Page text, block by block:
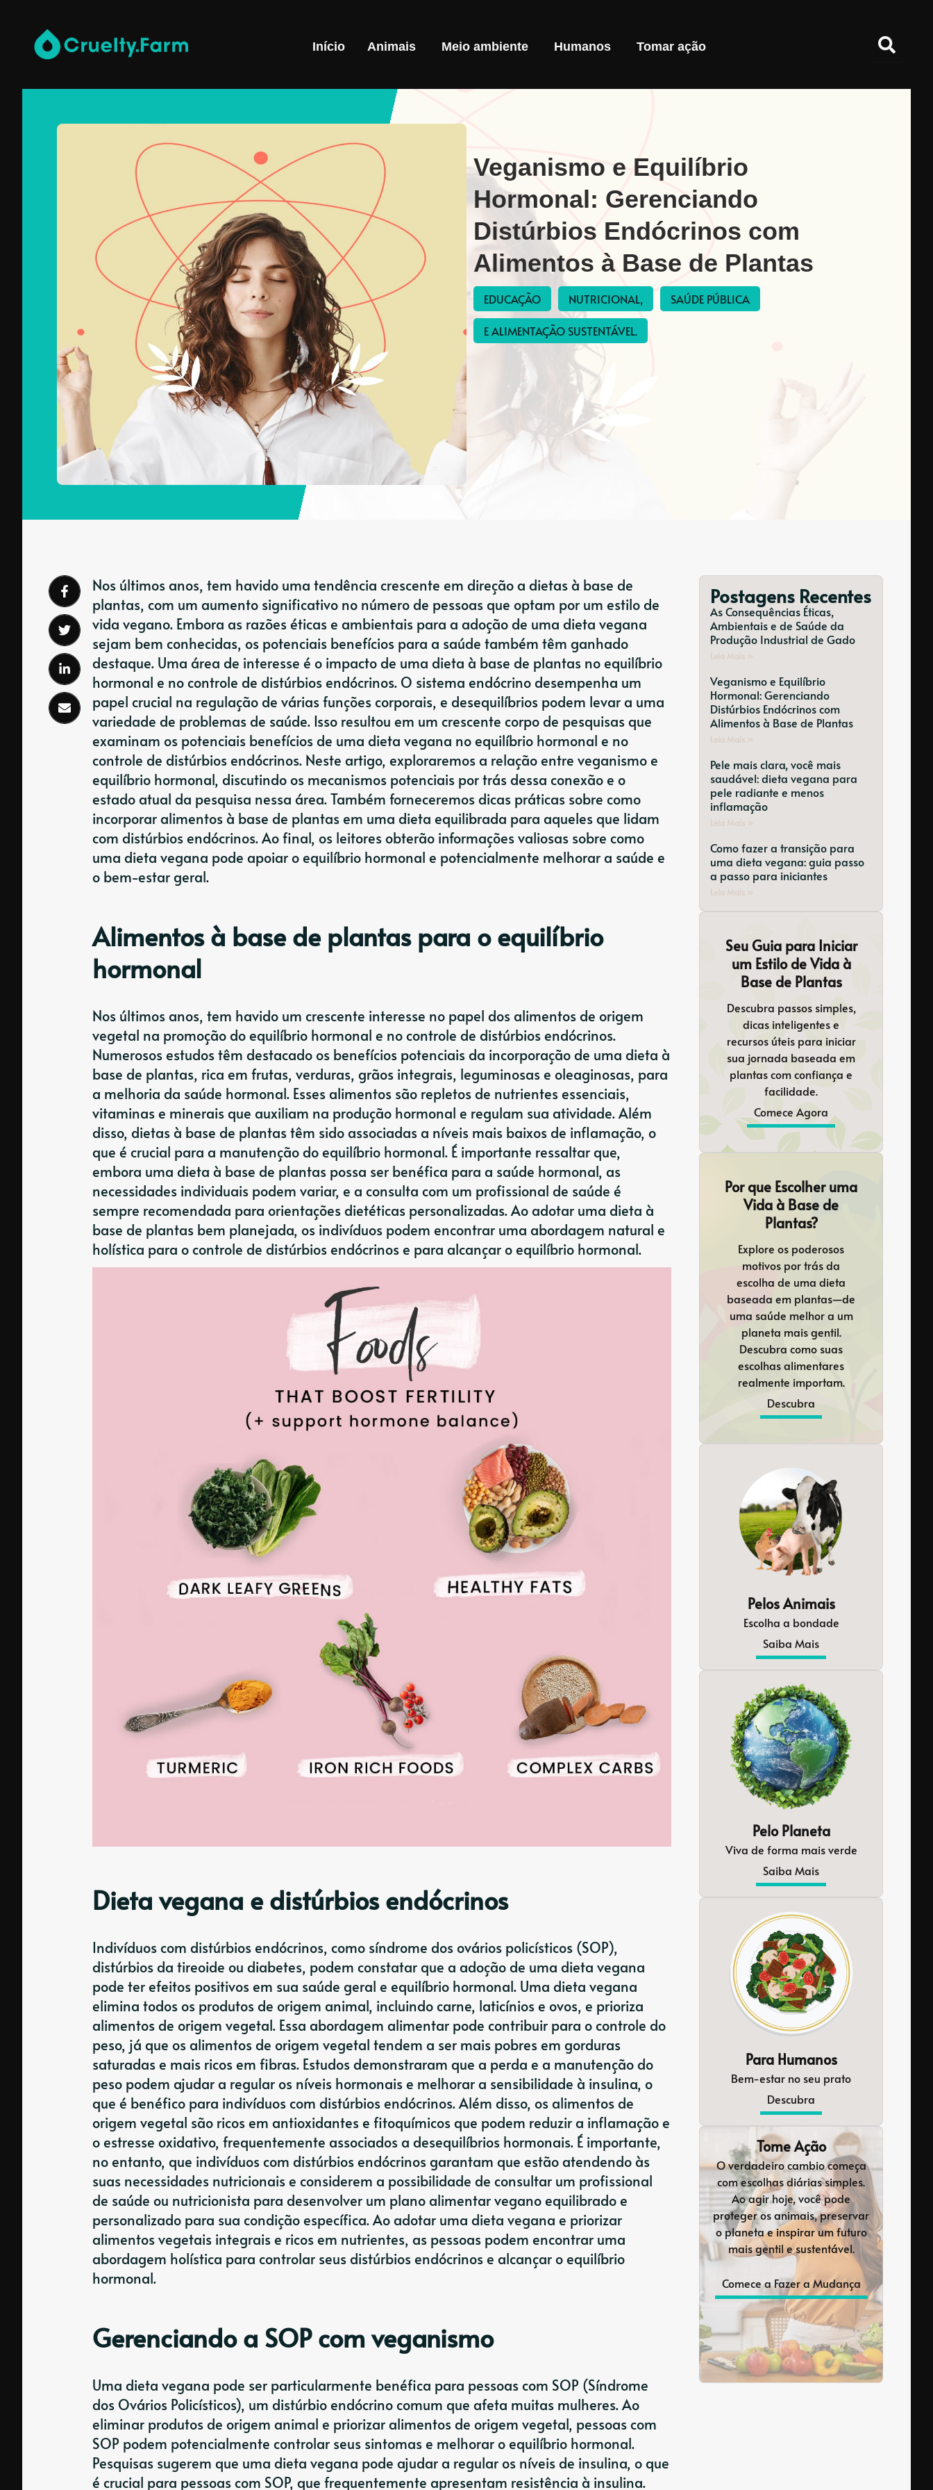
Início Animais Meio ambiente Humanos Tomar ação
Veganismo e Equilíbrio
Hormonal: Gerenciando
Distúrbios Endócrinos com
Alimentos à Base de Plantas
EDUCAÇÃO NUTRICIONAL, SAÚDE PÚBLICA
E ALIMENTAÇÃO SUSTENTÁVEL.
Nos últimos anos, tem havido uma tendência crescente em direção a dietas à base de
plantas, com um aumento significativo no número de pessoas que optam por um estilo de
vida vegano. Embora as razões éticas e ambientais para a adoção de uma dieta vegana
sejam bem conhecidas, os potenciais benefícios para a saúde também têm ganhado
destaque. Uma área de interesse é o impacto de uma dieta à base de plantas no equilíbrio
hormonal e no controle de distúrbios endócrinos. O sistema endócrino desempenha um
papel crucial na regulação de várias funções corporais, e desequilíbrios podem levar a uma
variedade de problemas de saúde. Isso resultou em um crescente corpo de pesquisas que
examinam os potenciais benefícios de uma dieta vegana no equilíbrio hormonal e no
controle de distúrbios endócrinos. Neste artigo, exploraremos a relação entre veganismo e
equilíbrio hormonal, discutindo os mecanismos potenciais por trás dessa conexão e o
estado atual da pesquisa nessa área. Também forneceremos dicas práticas sobre como
incorporar alimentos à base de plantas em uma dieta equilibrada para aqueles que lidam
com distúrbios endócrinos. Ao final, os leitores obterão informações valiosas sobre como
uma dieta vegana pode apoiar o equilíbrio hormonal e potencialmente melhorar a saúde e
o bem-estar geral.
Alimentos à base de plantas para o equilíbrio
hormonal
Nos últimos anos, tem havido um crescente interesse no papel dos alimentos de origem
vegetal na promoção do equilíbrio hormonal e no controle de distúrbios endócrinos.
Numerosos estudos têm destacado os benefícios potenciais da incorporação de uma dieta à
base de plantas, rica em frutas, verduras, grãos integrais, leguminosas e oleaginosas, para
a melhoria da saúde hormonal. Esses alimentos são repletos de nutrientes essenciais,
vitaminas e minerais que auxiliam na produção hormonal e regulam sua atividade. Além
disso, dietas à base de plantas têm sido associadas a níveis mais baixos de inflamação, o
que é crucial para a manutenção do equilíbrio hormonal. É importante ressaltar que,
embora uma dieta à base de plantas possa ser benéfica para a saúde hormonal, as
necessidades individuais podem variar, e a consulta com um profissional de saúde é
sempre recomendada para orientações dietéticas personalizadas. Ao adotar uma dieta à
base de plantas bem planejada, os indivíduos podem encontrar uma abordagem natural e
holística para o controle de distúrbios endócrinos e para alcançar o equilíbrio hormonal.
Dieta vegana e distúrbios endócrinos
Indivíduos com distúrbios endócrinos, como síndrome dos ovários policísticos (SOP),
distúrbios da tireoide ou diabetes, podem constatar que a adoção de uma dieta vegana
pode ter efeitos positivos em sua saúde geral e equilíbrio hormonal. Uma dieta vegana
elimina todos os produtos de origem animal, incluindo carne, laticínios e ovos, e prioriza
alimentos de origem vegetal. Essa abordagem alimentar pode contribuir para o controle do
peso, já que os alimentos de origem vegetal tendem a ser mais pobres em gorduras
saturadas e mais ricos em fibras. Estudos demonstraram que a perda e a manutenção do
peso podem ajudar a regular os níveis hormonais e melhorar a sensibilidade à insulina, o
que é benéfico para indivíduos com distúrbios endócrinos. Além disso, os alimentos de
origem vegetal são ricos em antioxidantes e fitoquímicos que podem reduzir a inflamação e
o estresse oxidativo, frequentemente associados a desequilíbrios hormonais. É importante,
no entanto, que indivíduos com distúrbios endócrinos garantam que estão atendendo às
suas necessidades nutricionais e considerem a possibilidade de consultar um profissional
de saúde ou nutricionista para desenvolver um plano alimentar vegano equilibrado e
personalizado para sua condição específica. Ao adotar uma dieta vegana e priorizar
alimentos vegetais integrais e ricos em nutrientes, as pessoas podem encontrar uma
abordagem holística para controlar seus distúrbios endócrinos e alcançar o equilíbrio
hormonal.
Gerenciando a SOP com veganismo
Uma dieta vegana pode ser particularmente benéfica para pessoas com SOP (Síndrome
dos Ovários Policísticos), um distúrbio endócrino comum que afeta muitas mulheres. Ao
eliminar produtos de origem animal e priorizar alimentos de origem vegetal, pessoas com
SOP podem potencialmente controlar seus sintomas e melhorar o equilíbrio hormonal.
Pesquisas sugerem que uma dieta vegana pode ajudar a regular os níveis de insulina, o que
é crucial para pessoas com SOP, que frequentemente apresentam resistência à insulina.
Postagens Recentes
As Consequências Éticas,
Ambientais e de Saúde da
Produção Industrial de Gado
Veganismo e Equilíbrio
Hormonal: Gerenciando
Distúrbios Endócrinos com
Alimentos à Base de Plantas
Pele mais clara, você mais
saudável: dieta vegana para
pele radiante e menos
inflamação
Como fazer a transição para
uma dieta vegana: guia passo
a passo para iniciantes
Seu Guia para Iniciar
um Estilo de Vida à
Base de Plantas
Descubra passos simples,
dicas inteligentes e
recursos úteis para iniciar
sua jornada baseada em
plantas com confiança e
facilidade.
Comece Agora
Por que Escolher uma
Vida à Base de
Plantas?
Explore os poderosos
motivos por trás da
escolha de uma dieta
baseada em plantas—de
uma saúde melhor a um
planeta mais gentil.
Descubra como suas
escolhas alimentares
realmente importam.
Descubra
Pelos Animais
Escolha a bondade
Saiba Mais
Pelo Planeta
Viva de forma mais verde
Saiba Mais
Para Humanos
Bem-estar no seu prato
Descubra
Tome Ação
O verdadeiro cambio começa
com escolhas diárias simples.
Ao agir hoje, você pode
proteger os animais, preservar
o planeta e inspirar um futuro
mais gentil e sustentável.
Comece a Fazer a Mudança